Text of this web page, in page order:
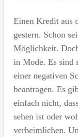
Einen Kredit aus
gestern. Schon
Möglichkeit.
in Mode. Es sind
einer negativen
beantragen. Es
einfach nicht,
sehen ist oder
verheimlichen.